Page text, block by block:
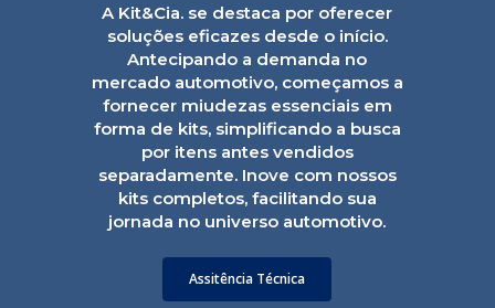
A Kit&Cia. se destaca por oferecer
soluções eficazes desde o início.
Antecipando a demanda no
mercado automotivo, começamos a
fornecer miudezas essenciais em
forma de kits, simplificando a busca
por itens antes vendidos
separadamente. Inove com nossos
kits completos, facilitando sua
jornada no universo automotivo.
Assitência Técnica